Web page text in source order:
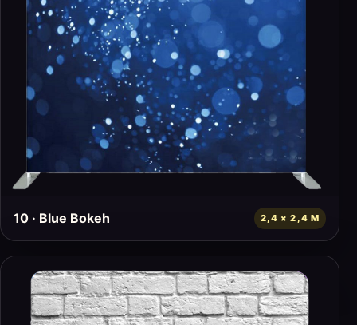
10 · Blue Bokeh 2,4 × 2,4 M